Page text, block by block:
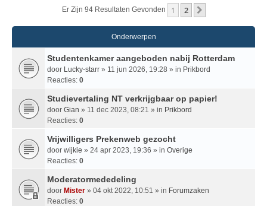
Er Zijn 94 Resultaten Gevonden 1 2
Onderwerpen
Studentenkamer aangeboden nabij Rotterdam
door Lucky-starr » 11 jun 2026, 19:28 » in Prikbord
Reacties: 0
Studievertaling NT verkrijgbaar op papier!
door Gian » 11 dec 2023, 08:21 » in Prikbord
Reacties: 0
Vrijwilligers Prekenweb gezocht
door wijkie » 24 apr 2023, 19:36 » in Overige
Reacties: 0
Moderatormededeling
door Mister » 04 okt 2022, 10:51 » in Forumzaken
Reacties: 0